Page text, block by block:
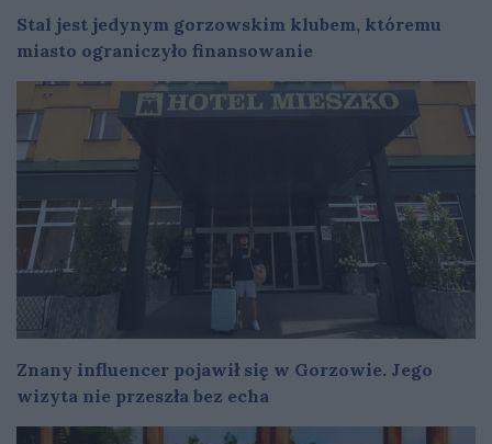
Stal jest jedynym gorzowskim klubem, któremu
miasto ograniczyło finansowanie
Znany influencer pojawił się w Gorzowie. Jego
wizyta nie przeszła bez echa